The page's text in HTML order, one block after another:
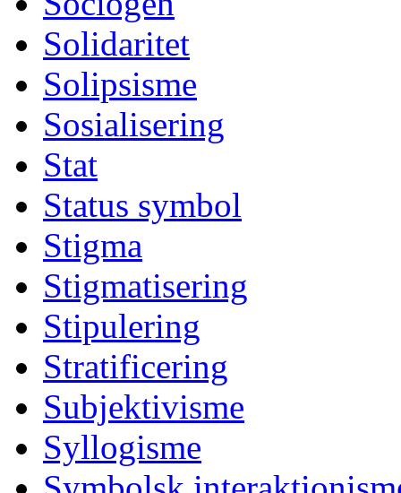
Solidaritet
Solipsisme
Sosialisering
Stat
Status symbol
Stigma
Stigmatisering
Stipulering
Stratificering
Subjektivisme
Syllogisme